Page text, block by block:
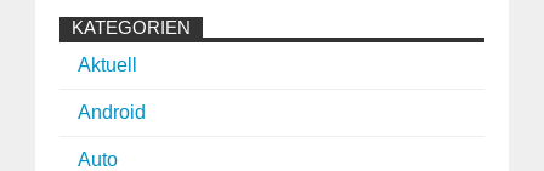
KATEGORIEN
Aktuell
Android
Auto